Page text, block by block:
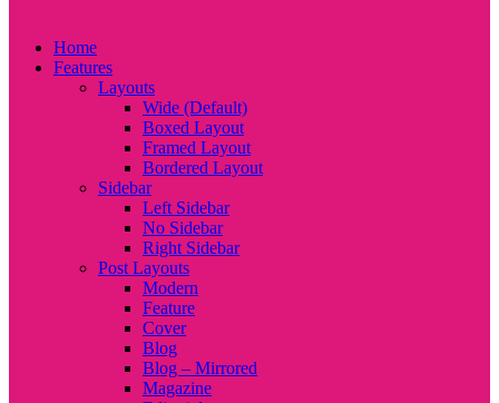
Home
Features
Layouts
Wide (Default)
Boxed Layout
Framed Layout
Bordered Layout
Sidebar
Left Sidebar
No Sidebar
Right Sidebar
Post Layouts
Modern
Feature
Cover
Blog
Blog – Mirrored
Magazine